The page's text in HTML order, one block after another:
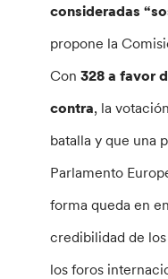
consideradas
propone la
Con328 a favor
contra, la
batalla y que una
Parlamento
forma queda en
credibilidad de
los foros